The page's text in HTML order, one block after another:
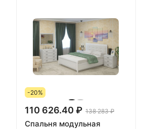
-20%
110 626.40 ₽ 138 283 ₽
Спальня модульная